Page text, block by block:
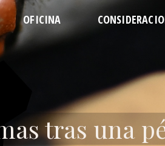
OFICINA
EL EQUIPO
CUÁNDO
PREGUNTAS
tras una